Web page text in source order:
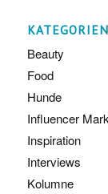
KATEGORIEN
Beauty
Food
Hunde
Influencer
Inspiration
Interviews
Kolumne